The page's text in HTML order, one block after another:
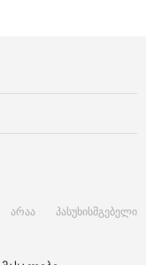
პასუხისმგებელი